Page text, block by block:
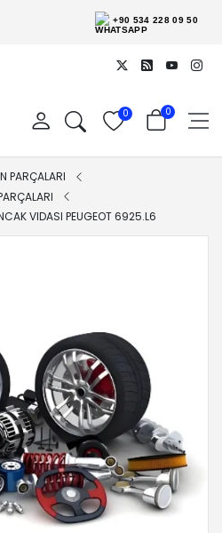
+90 534 228 09 50
0 0
PARÇALARI
VIDASI PEUGEOT 6925.L6